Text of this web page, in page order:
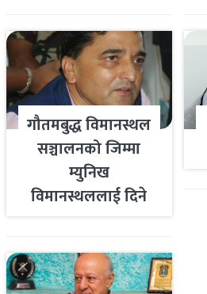
गौतमबुद्ध विमानस्थल
सञ्चालनको जिम्मा
म्युनिख
विमानस्थललाई दिने